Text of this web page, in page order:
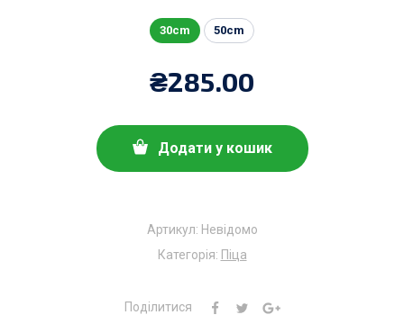
30cm 50cm
₴285.00
Додати у кошик
Артикул: Невідомо
Категорія: Піца
Поділитися